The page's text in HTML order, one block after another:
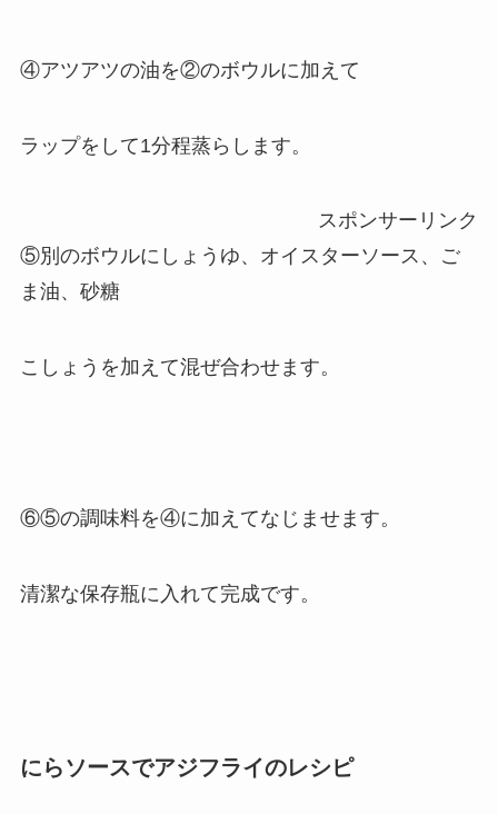
④アツアツの油を②のボウルに加えて
ラップをして1分程蒸らします。
スポンサーリンク
⑤別のボウルにしょうゆ、オイスターソース、ご
ま油、砂糖
こしょうを加えて混ぜ合わせます。
⑥⑤の調味料を④に加えてなじませます。
清潔な保存瓶に入れて完成です。
にらソースでアジフライのレシピ